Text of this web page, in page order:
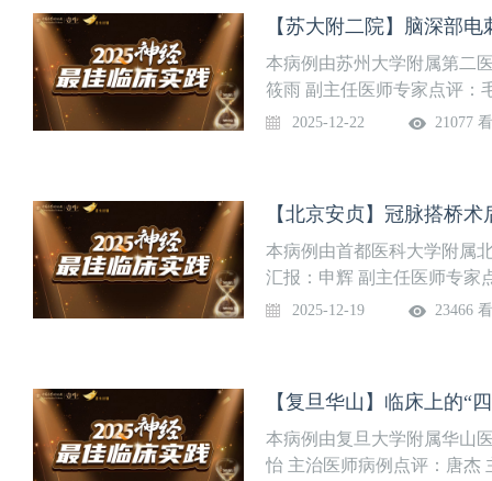
成员主持多项国家级、北京
学专项“神经系统疾病专病队
本病例由苏州大学附属第二
筱雨 副主任医师专家点评：
绍】苏州大学附属第二医院
名前10。科室近3年承担国
青年项目30余项，江苏省重
十项。研究成果获中华医学
质量指标均处省内前茅。
2025-12-22 21077
【北京安贞】冠脉搭桥
本病例由首都医科大学附属
汇报：申辉 副主任医师专家
队介绍】首都医科大学附属
2025-12-19 23466
【复旦华山】临床上的“
本病例由复旦大学附属华山
怡 主治医师病例点评：唐杰